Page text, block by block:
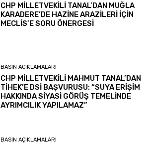
CHP MİLLETVEKİLİ TANAL’DAN MUĞLA
KARADERE’DE HAZİNE ARAZİLERİ İÇİN
MECLİS’E SORU ÖNERGESİ
BASIN AÇIKLAMALARI
CHP MİLLETVEKİLİ MAHMUT TANAL’DAN
TİHEK’E DSİ BAŞVURUSU: “SUYA ERİŞİM
HAKKINDA SİYASİ GÖRÜŞ TEMELİNDE
AYRIMCILIK YAPILAMAZ”
BASIN AÇIKLAMALARI